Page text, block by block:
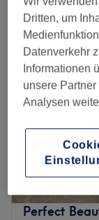
Perfect
Dritten, um
Datenverkehr
Informationen
unsere
Analysen